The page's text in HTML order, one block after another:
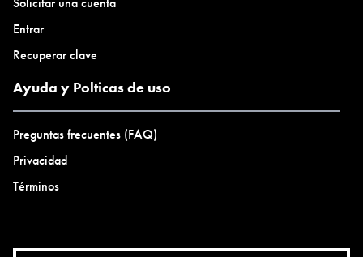
Entrar
Recuperar clave
Ayuda y Polticas de uso
Preguntas frecuentes (FAQ)
Privacidad
Términos